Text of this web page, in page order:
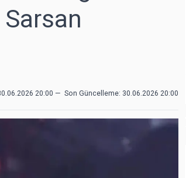
20:00 — Son Güncelleme: 30.06.2026 20:00